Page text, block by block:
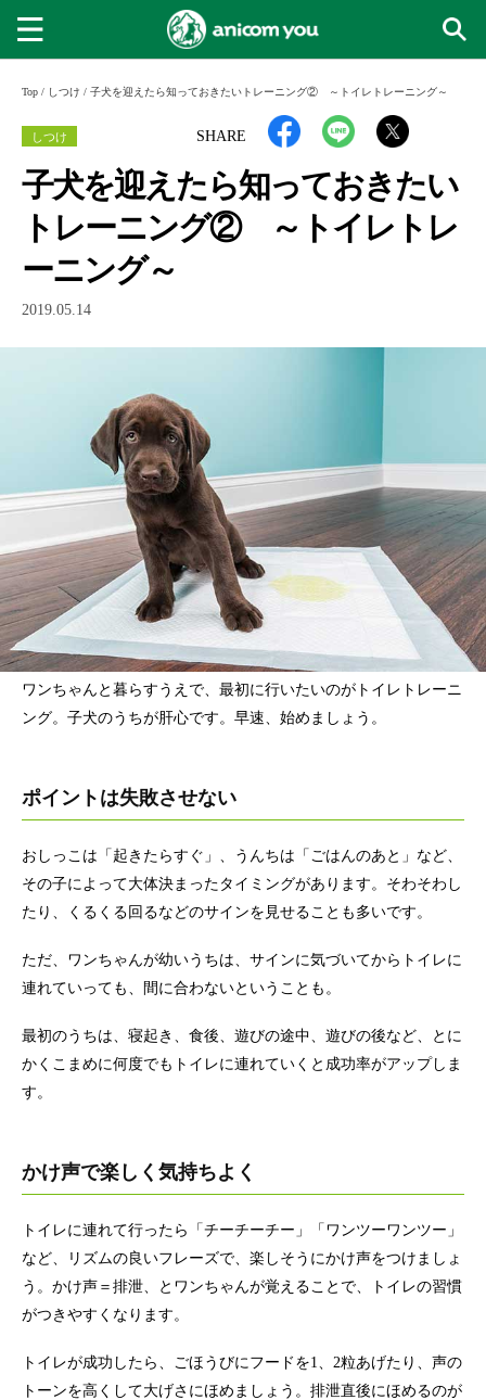
Top / しつけ / 子犬を迎えたら知っておきたいトレーニング② ～トイレトレーニング～
SHARE
しつけ
子犬を迎えたら知っておきたい
トレーニング② ～トイレトレ
ーニング～
2019.05.14
ワンちゃんと暮らすうえで、最初に行いたいのがトイレトレーニ
ング。子犬のうちが肝心です。早速、始めましょう。
ポイントは失敗させない
おしっこは「起きたらすぐ」、うんちは「ごはんのあと」など、
その子によって大体決まったタイミングがあります。そわそわし
たり、くるくる回るなどのサインを見せることも多いです。
ただ、ワンちゃんが幼いうちは、サインに気づいてからトイレに
連れていっても、間に合わないということも。
最初のうちは、寝起き、食後、遊びの途中、遊びの後など、とに
かくこまめに何度でもトイレに連れていくと成功率がアップしま
す。
かけ声で楽しく気持ちよく
トイレに連れて行ったら「チーチーチー」「ワンツーワンツー」
など、リズムの良いフレーズで、楽しそうにかけ声をつけましょ
う。かけ声＝排泄、とワンちゃんが覚えることで、トイレの習慣
がつきやすくなります。
トイレが成功したら、ごほうびにフードを1、2粒あげたり、声の
トーンを高くして大げさにほめましょう。排泄直後にほめるのが